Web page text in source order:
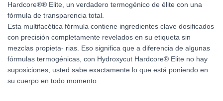
Hardcore®® Elite, un verdadero termogénico de élite con una
fórmula de transparencia total.
Esta multifacética fórmula contiene ingredientes clave dosificados
con precisión completamente revelados en su etiqueta sin
mezclas propieta- rias. Eso significa que a diferencia de algunas
fórmulas termogénicas, con Hydroxycut Hardcore® Elite no hay
suposiciones, usted sabe exactamente lo que está poniendo en
su cuerpo en todo momento